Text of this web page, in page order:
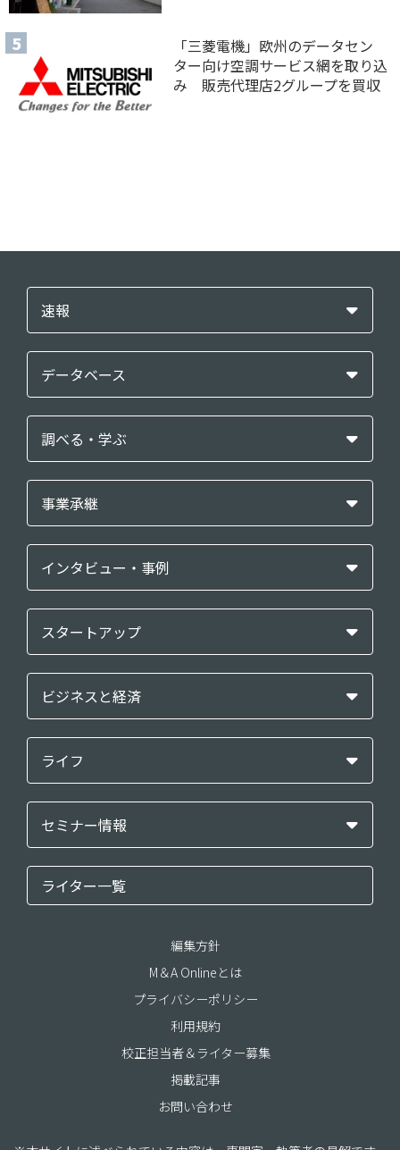
「三菱電機」欧州のデータセン
ター向け空調サービス網を取り込
み 販売代理店2グループを買収
速報
データベース
調べる・学ぶ
事業承継
インタビュー・事例
スタートアップ
ビジネスと経済
ライフ
セミナー情報
ライター一覧
編集方針
M＆A Onlineとは
プライバシーポリシー
利用規約
校正担当者＆ライター募集
掲載記事
お問い合わせ